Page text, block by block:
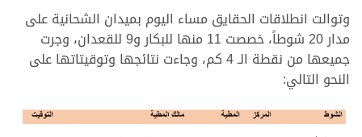
وتوالت انطلاقات الحقايق مساء اليوم بميدان الشحانية على
مدار 20 شوطاً، خصصت 11 منها للبكار و9 للقعدان، وجرت
جميعها من نقطة الـ 4 كم، وجاءت نتائجها وتوقيتاتها على
النحو التالي: